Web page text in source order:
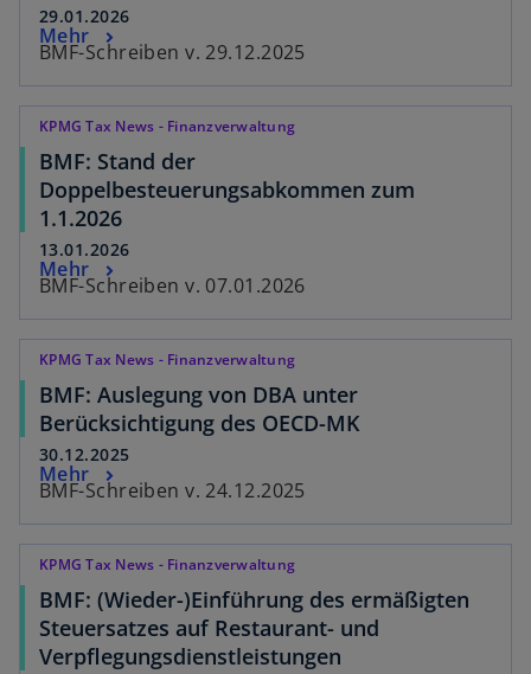
29.01.2026
BMF-Schreiben v. 29.12.2025
Mehr
KPMG Tax News - Finanzverwaltung
BMF: Stand der
Doppelbesteuerungsabkommen zum
1.1.2026
13.01.2026
BMF-Schreiben v. 07.01.2026
Mehr
KPMG Tax News - Finanzverwaltung
BMF: Auslegung von DBA unter
Berücksichtigung des OECD-MK
30.12.2025
BMF-Schreiben v. 24.12.2025
Mehr
KPMG Tax News - Finanzverwaltung
BMF: (Wieder-)Einführung des ermäßigten
Steuersatzes auf Restaurant- und
Verpflegungsdienstleistungen